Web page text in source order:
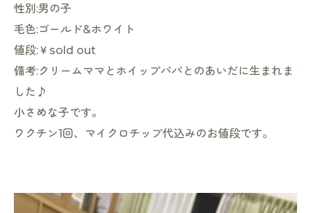
性別:男の子
毛色:ゴールド&ホワイト
値段:￥sold out
備考:クリームママとホイップパパとのあいだに生まれま
した♪
小さめな子です。
ワクチン1回、マイクロチップ代込みのお値段です。